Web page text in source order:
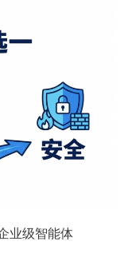
业级智能体